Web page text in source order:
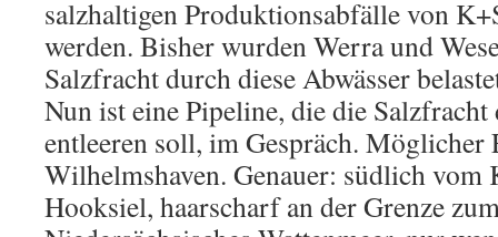
salzhaltigen Produktionsabfälle von
werden. Bisher wurden Werra und
Salzfracht durch diese Abwässer
Nun ist eine Pipeline, die die
entleeren soll, im Gespräch.
Wilhelmshaven. Genauer: südlich vom
Hooksiel, haarscharf an der Grenze